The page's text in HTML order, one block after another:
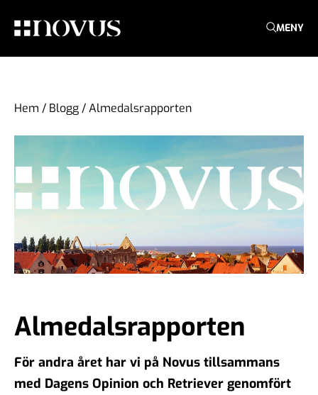
MENY
Hem / Blogg/Almedalsrapporten
Almedalsrapporten
För andra året har vi på Novus tillsammans
med Dagens Opinion och Retriever genomfört